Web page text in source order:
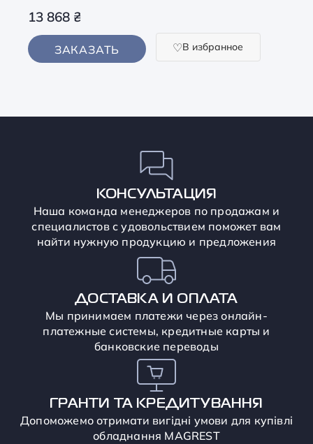
13 868 ₴
ЗАКАЗАТЬ В избранное
КОНСУЛЬТАЦИЯ
Наша команда менеджеров по продажам и
специалистов с удовольствием поможет вам
найти нужную продукцию и предложения
ДОСТАВКА И ОПЛАТА
Мы принимаем платежи через онлайн-
платежные системы, кредитные карты и
банковские переводы
ГРАНТИ ТА КРЕДИТУВАННЯ
Допоможемо отримати вигідні умови для купівлі
обладнання MAGREST